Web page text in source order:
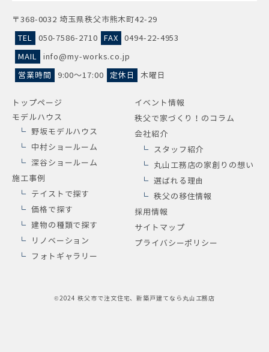
〒368-0032 埼玉県秩父市熊木町42-29
TEL
050-7586-2710 FAX
0494-22-4953
MAIL
info@my-works.co.jp
営業時間
9:00～17:00 定休日 木曜日
トップページ
モデルハウス
野坂モデルハウス
中村ショールーム
深谷ショールーム
施工事例
テイストで探す
価格で探す
建物の種類で探す
リノベーション
フォトギャラリー
イベント情報
秩父で家づくり！のコラム
会社紹介
スタッフ紹介
丸山工務店の家創りの想い
選ばれる理由
秩父の移住情報
採用情報
サイトマップ
プライバシーポリシー
©2024秩父市で注文住宅、新築戸建てなら丸山工務店